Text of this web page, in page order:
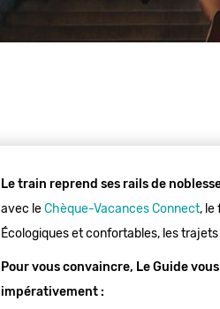
Le train reprend ses rails de
avec leChèque-Vacances Connect, le
Écologiques et confortables, les
Pour vous convaincre, Le Guide
impérativement :